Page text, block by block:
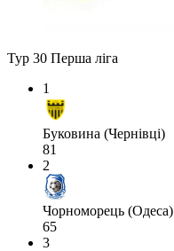
Тур 30 Перша ліга
1
Буковина (Чернівці)
81
2
Чорноморець (Одеса)
65
3